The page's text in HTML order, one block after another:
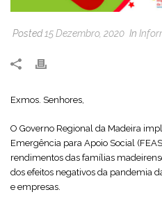
Posted15 Dezembro, 2020 In
Exmos. Senhores,
O Governo Regional da Madeira
Emergência para Apoio Social
rendimentos das famílias
dos efeitos negativos da pandemia
e empresas.